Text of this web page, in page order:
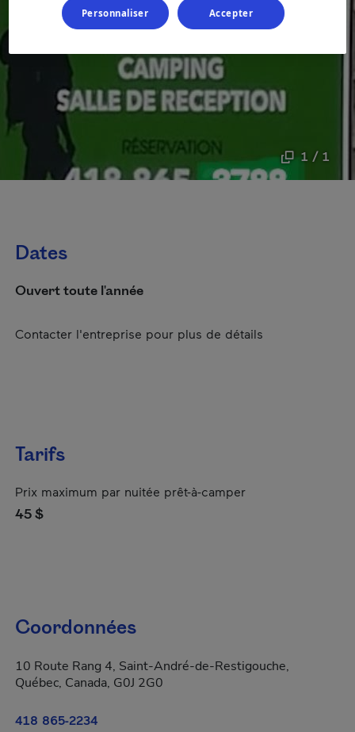
1 / 1
Dates
Ouvert toute l'année
Contacter l'entreprise pour plus de détails
Tarifs
Prix maximum par nuitée prêt-à-camper
45 $
Coordonnées
10 Route Rang 4, Saint-André-de-Restigouche,
Québec, Canada, G0J 2G0
418 865-2234
Personnaliser Accepter